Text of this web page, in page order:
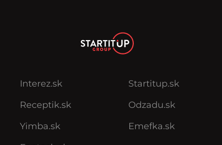
Interez.sk
Receptik.sk
Yimba.sk
Startitup.sk
Odzadu.sk
Emefka.sk